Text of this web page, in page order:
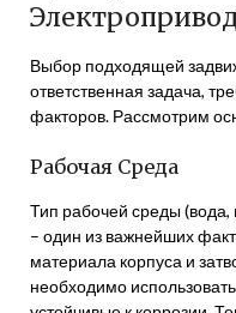
Выбор подходящей
ответственная задача,
факторов. Рассмотрим
Рабочая Среда
Тип рабочей среды (вода,
– один из важнейших
материала корпуса и
необходимо